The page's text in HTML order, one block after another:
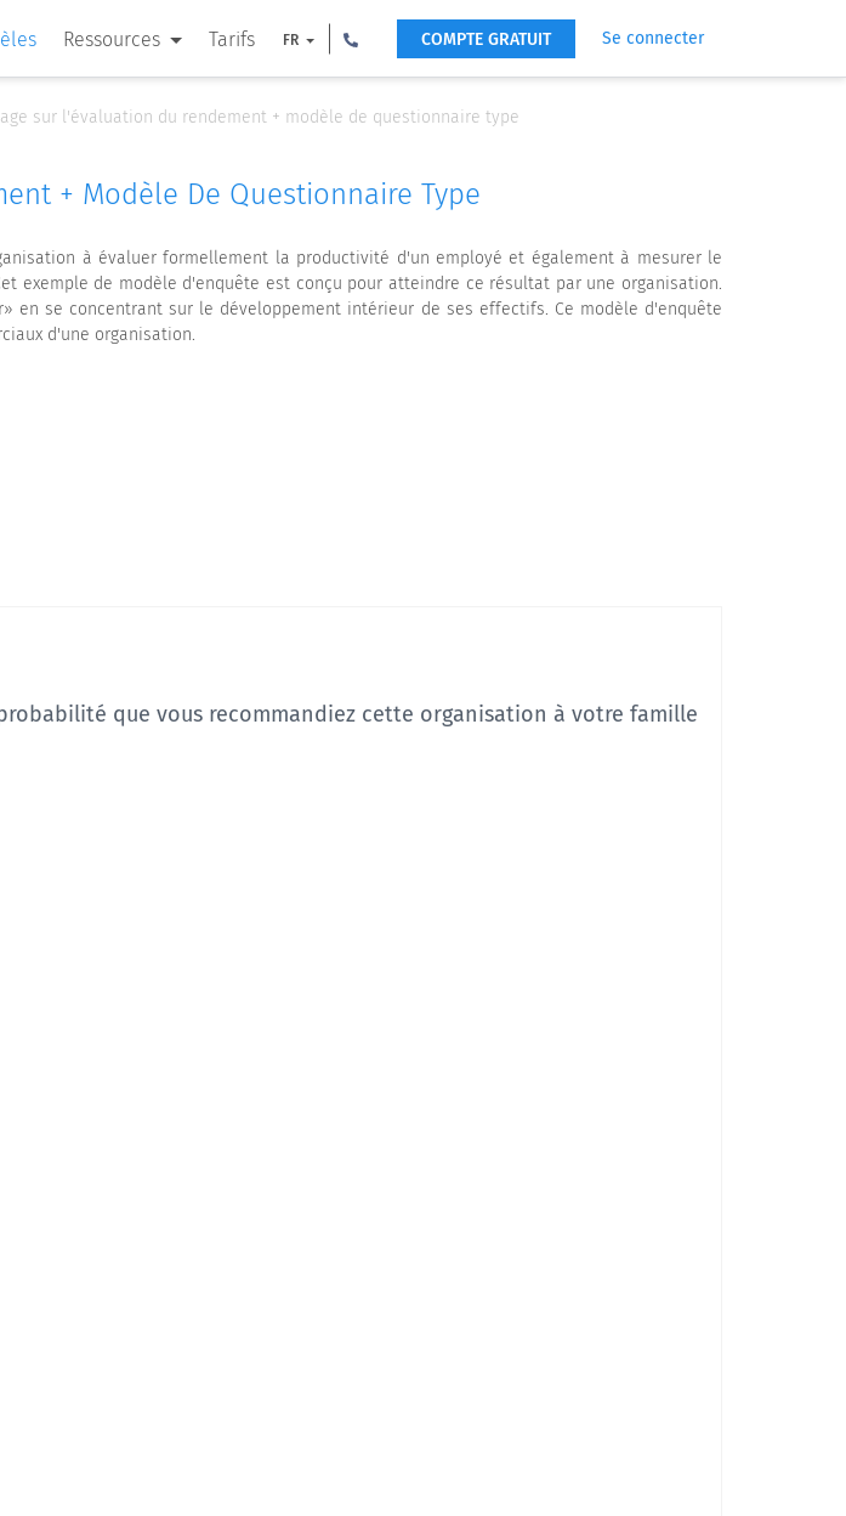
Ressources Tarifs FR COMPTE GRATUIT Se connecter
sur l'évaluation du rendement + modèle de questionnaire type
+ Modèle De Questionnaire Type
à évaluer formellement la productivité d'un employé et également à mesurer le
de modèle d'enquête est conçu pour atteindre ce résultat par une organisation.
en se concentrant sur le développement intérieur de ses effectifs. Ce modèle d'enquête
d'une organisation.
que vous recommandiez cette organisation à votre famille